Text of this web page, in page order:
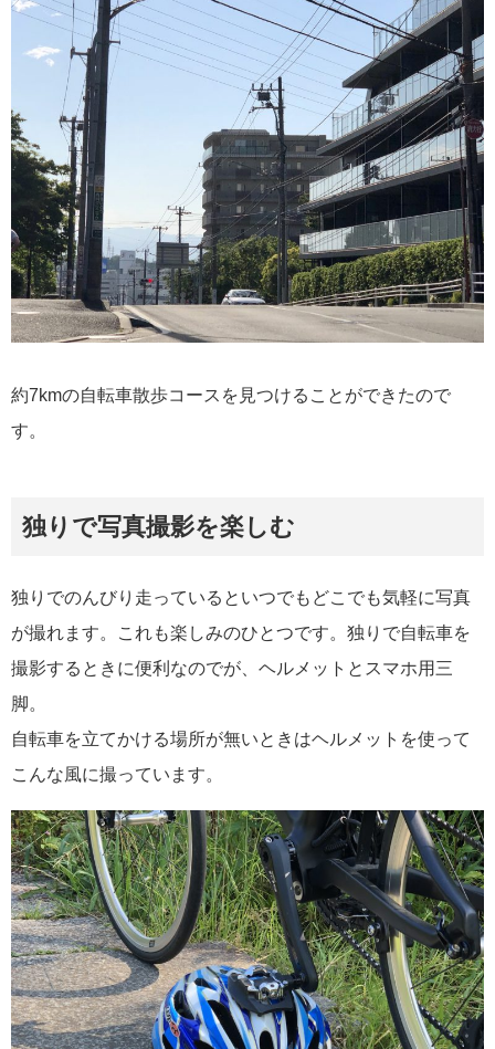
約7kmの自転車散歩コースを見つけることができたので
す。
独りで写真撮影を楽しむ
独りでのんびり走っているといつでもどこでも気軽に写真
が撮れます。これも楽しみのひとつです。独りで自転車を
撮影するときに便利なのでが、ヘルメットとスマホ用三
脚。
自転車を立てかける場所が無いときはヘルメットを使って
こんな風に撮っています。